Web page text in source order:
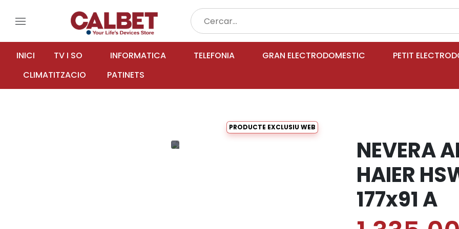
menu
INICI TV I SO INFORMATICA TELEFONIA GRAN ELECTRODOMESTIC PETIT
CLIMATITZACIO
PATINETS
PRODUCTE EXCLUSIU WEB
NEVERA
HAIER
177x91 A